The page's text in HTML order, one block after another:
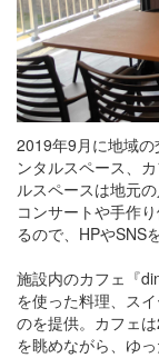
2019年9月に地域
ンタルスペース、
ルスペースは地元
コンサートや手作
るので、HPやSNS
施設内のカフェ『
を使った料理、ス
のを提供。カフェ
を眺めながら、ゆ